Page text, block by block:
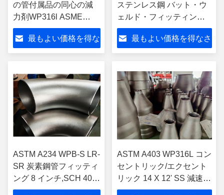
の管付属品の同心の減
力剤WP316l ASME
B16.9
最もよい価格を得な
ステンレス鋼 バット・ウ
ェルド・フィッティン
グ・エルボ ASME B16.9
最もよい価格を得なさ
ASTM A234 WPB-S LR-
SR 炭素鋼管フィッティ
ング 8 インチ,SCH 40,
B16.9 肘
ASTM A403 WP316L コン
セントリック/エクセント
リック 14 X 12' SS 減速管
フィッティング